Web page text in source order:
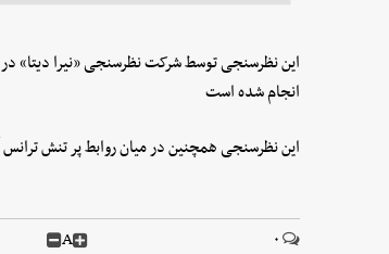
انجام شده است
این نظرسنجی همچنین در میان روابط پر تنش ترانس
۰ A